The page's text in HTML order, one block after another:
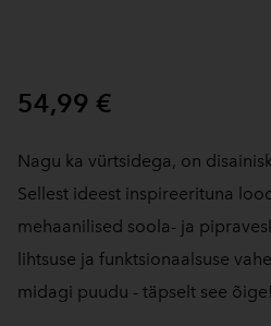
54,99 €
Nagu ka vürtsidega, on
Sellest ideest inspireerituna
mehaanilised soola- ja
lihtsuse ja funktsionaalsuse
midagi puudu - täpselt see õige!